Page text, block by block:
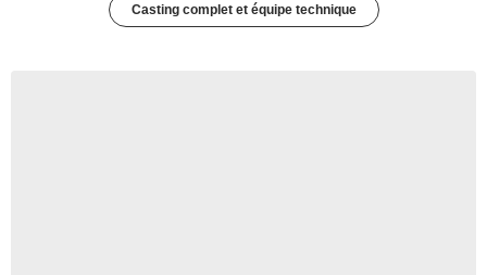
Casting complet et équipe technique